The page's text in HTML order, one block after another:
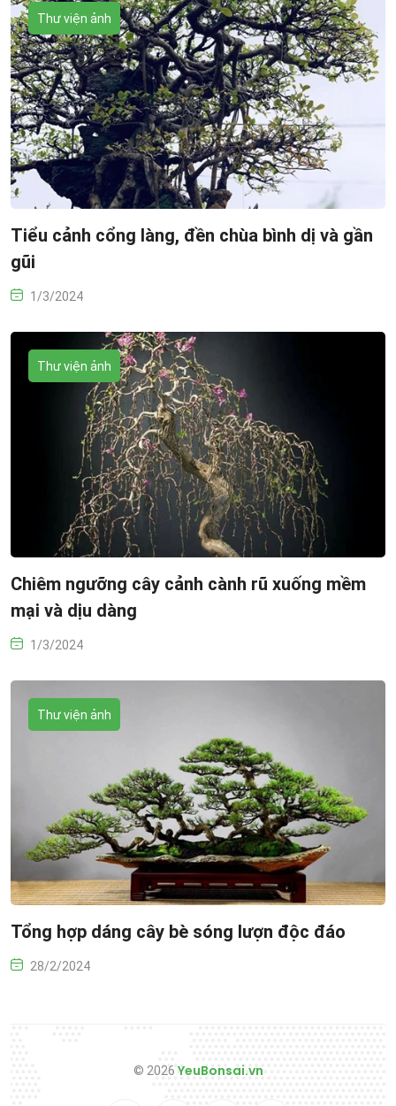
Thư viện ảnh
Tiểu cảnh cổng làng, đền chùa bình dị và gần
gũi
1/3/2024
Thư viện ảnh
Chiêm ngưỡng cây cảnh cành rũ xuống mềm
mại và dịu dàng
1/3/2024
Thư viện ảnh
Tổng hợp dáng cây bè sóng lượn độc đáo
28/2/2024
© 2026 YeuBonsai.vn